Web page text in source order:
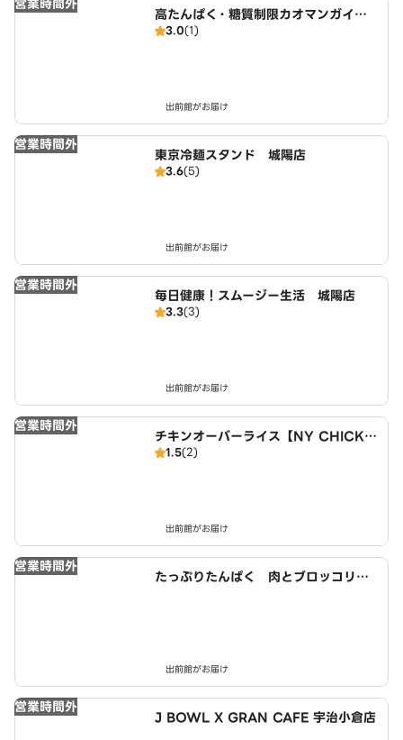
高たんぱく・糖質制限カオマンガイ
東京鶏飯食堂 城陽店
3.0(1)
出前館がお届け
営業時間外
東京冷麺スタンド 城陽店
3.6(5)
出前館がお届け
営業時間外
毎日健康！スムージー生活 城陽店
3.3(3)
出前館がお届け
営業時間外
チキンオーバーライス【NY CHICKE
N STAND】 城陽店
1.5(2)
出前館がお届け
営業時間外
たっぷりたんぱく 肉とブロッコリー
出前館がお届け
営業時間外
J BOWL X GRAN CAFE 宇治小倉店